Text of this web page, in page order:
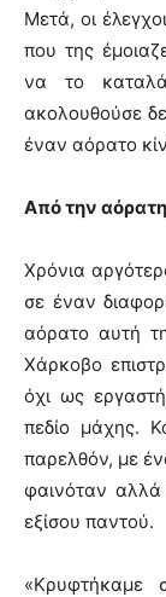
Μετά, οι
που της
να το
ακολουθούσε
έναν αόρατο
Από την
Χρόνια
σε έναν
αόρατο αυτή
Χάρκοβο
όχι ως
πεδίο μάχης.
παρελθόν, με
φαινόταν αλλά
εξίσου παντού.
«Κρυφτήκαμε